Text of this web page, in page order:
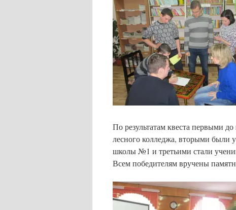
По результатам квеста первыми до
лесного колледжа, вторыми были
школы №1 и третьими стали
Всем победителям вручены